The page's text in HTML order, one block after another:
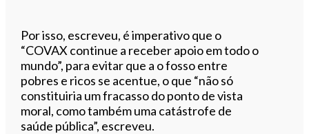
Por isso, escreveu, é imperativo que o
“COVAX continue a receber apoio em todo o
mundo”, para evitar que a o fosso entre
pobres e ricos se acentue, o que “não só
constituiria um fracasso do ponto de vista
moral, como também uma catástrofe de
saúde pública”, escreveu.